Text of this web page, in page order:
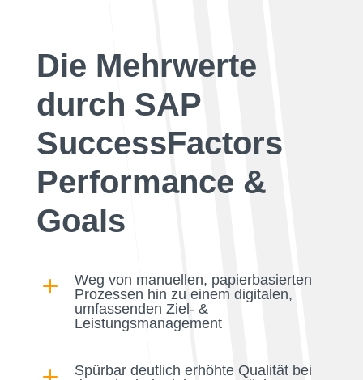
Die Mehrwerte
durch SAP
SuccessFactors
Performance &
Goals
L
Weg von manuellen, papierbasierten
Prozessen hin zu einem digitalen,
umfassenden Ziel- &
Leistungsmanagement
Spürbar deutlich erhöhte Qualität bei